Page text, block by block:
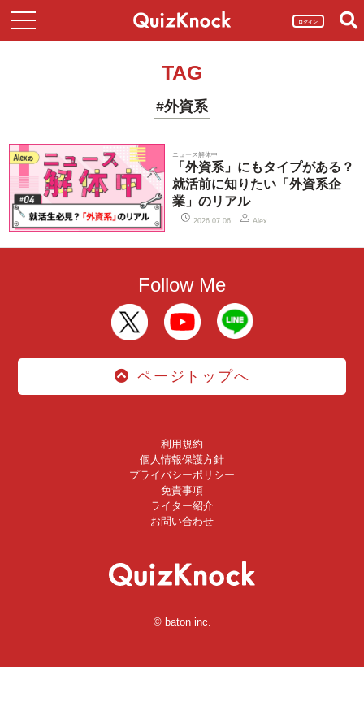
ログイン
TAG
#外資系
ニュース解体中
「外資系」にもタイプがある？
就活前に知りたい「外資系企
業」のリアル
2026.07.06 Alex
Follow Me
ページトップへ
利用規約
個人情報保護方針
プライバシーポリシー
免責事項
ライター紹介
お問い合わせ
© baton inc.